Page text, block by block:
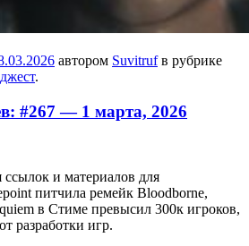
автором Suvitrufв рубрике
.
#267 — 1 марта, 2026
и материалов для
питчила ремейк Bloodborne,
в Стиме превысил 300к игроков,
разработки игр.